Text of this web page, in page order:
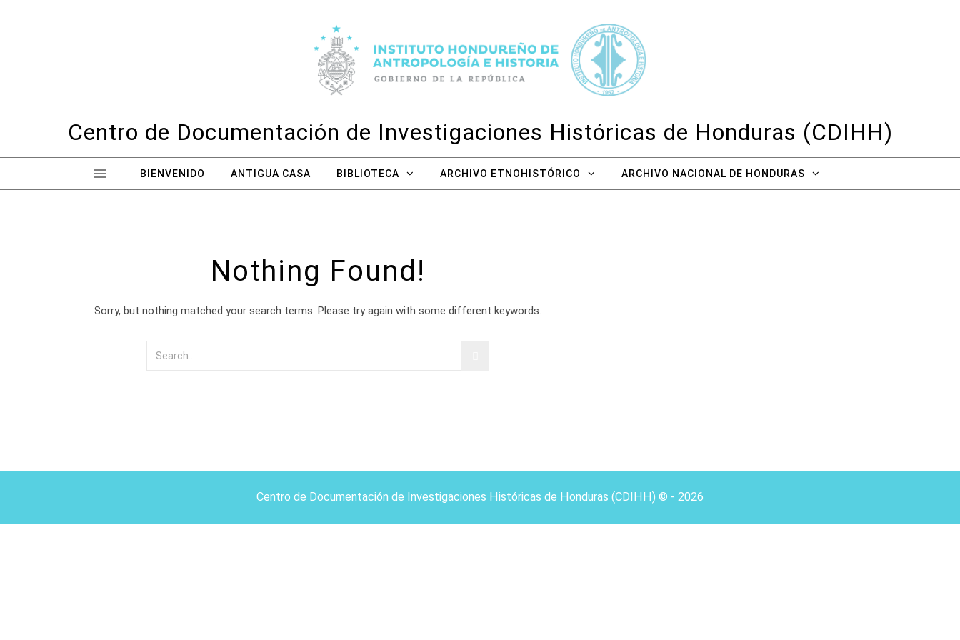
Centro de Documentación de Investigaciones Históricas de Honduras (CDIHH)
BIENVENIDO ANTIGUA CASA BIBLIOTECA ARCHIVO ETNOHISTÓRICO ARCHIVO NACIONAL DE HONDURAS
Nothing Found!
Sorry, but nothing matched your search terms. Please try again with some different keywords.
Centro de Documentación de Investigaciones Históricas de Honduras (CDIHH) © - 2026